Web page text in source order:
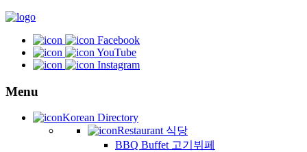
Facebook
YouTube
Instagram
Menu
Korean Directory
Restaurant 식당
BBQ Buffet 고기뷔페